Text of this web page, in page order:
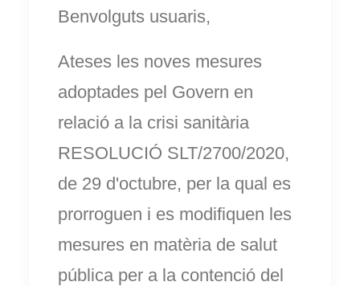
Benvolguts usuaris,
Ateses les noves mesures
adoptades pel Govern en
relació a la crisi sanitària
RESOLUCIÓ SLT/2700/2020,
de 29 d'octubre, per la qual es
prorroguen i es modifiquen les
mesures en matèria de salut
pública per a la contenció del